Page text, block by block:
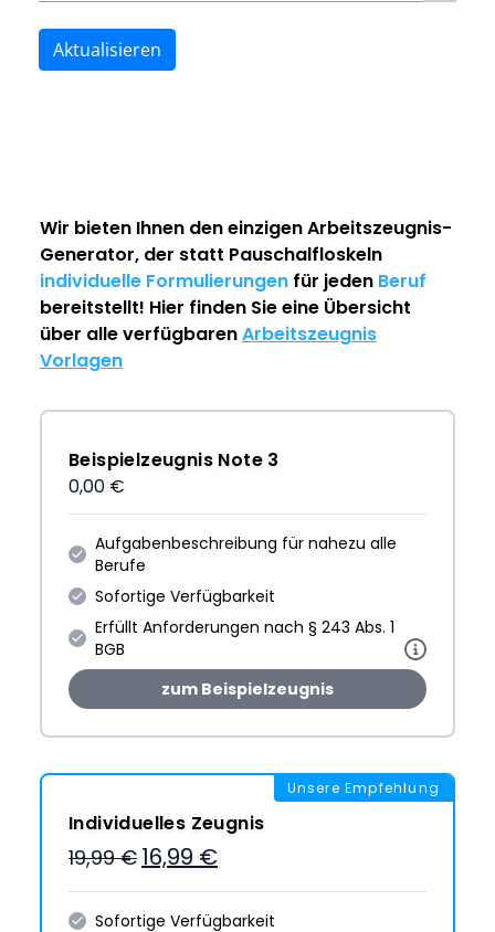
Aktualisieren
Wir bieten Ihnen den einzigenArbeitszeugnis-
Generator, der statt Pauschalfloskeln
individuelle Formulierungen für jeden Beruf
bereitstellt! Hier finden Sie eine Übersicht
über alle verfügbarenArbeitszeugnis
Vorlagen
Beispielzeugnis Note 3
0,00 €
Aufgabenbeschreibung für nahezu alle
Berufe
Sofortige Verfügbarkeit
Erfüllt Anforderungen nach § 243 Abs. 1
BGB
zum Beispielzeugnis
Unsere Empfehlung
Individuelles Zeugnis
19,99 € 16,99 €
Sofortige Verfügbarkeit